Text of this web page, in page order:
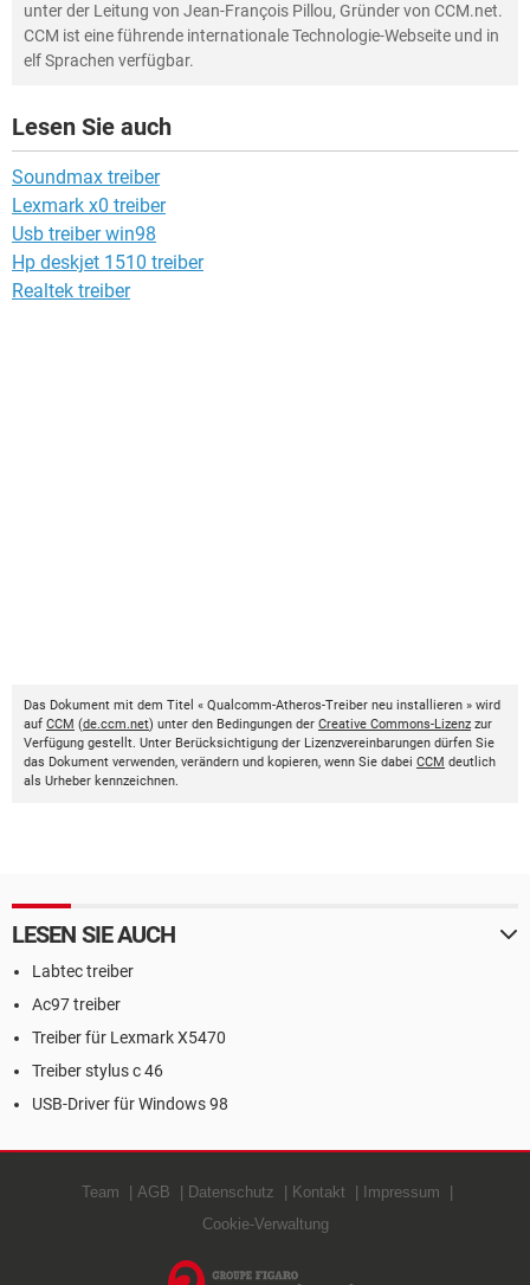
unter der Leitung von Jean-François Pillou, Gründer von CCM.net.
CCM ist eine führende internationale Technologie-Webseite und in
elf Sprachen verfügbar.
Lesen Sie auch
Soundmax treiber
Lexmark x0 treiber
Usb treiber win98
Hp deskjet 1510 treiber
Realtek treiber
Das Dokument mit dem Titel « Qualcomm-Atheros-Treiber neu installieren » wird
auf CCM (de.ccm.net) unter den Bedingungen der Creative Commons-Lizenz zur
Verfügung gestellt. Unter Berücksichtigung der Lizenzvereinbarungen dürfen Sie
das Dokument verwenden, verändern und kopieren, wenn Sie dabei CCM deutlich
als Urheber kennzeichnen.
LESEN SIE AUCH
Labtec treiber
Ac97 treiber
Treiber für Lexmark X5470
Treiber stylus c 46
USB-Driver für Windows 98
Team AGB Datenschutz Kontakt
Impressum
Cookie-Verwaltung